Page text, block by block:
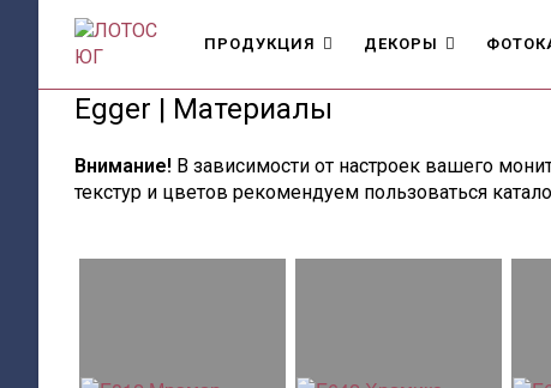
содержимому
ПРОДУКЦИЯ ДЕКОРЫ
Egger | Материалы
Внимание! В зависимости от настроек вашего
текстур и цветов рекомендуем пользоваться